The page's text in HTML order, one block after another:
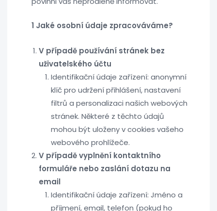
1 Jaké osobní údaje zpracováváme?
V případě používání stránek bez
uživatelského účtu
Identifikační údaje zařízení: anonymní
klíč pro udržení přihlášení, nastavení
filtrů a personalizaci našich webových
stránek. Některé z těchto údajů
mohou být uloženy v cookies vašeho
webového prohlížeče.
V případě vyplnění kontaktního
formuláře nebo zaslání dotazu na
email
Identifikační údaje zařízení: Jméno a
příjmení, email, telefon (pokud ho